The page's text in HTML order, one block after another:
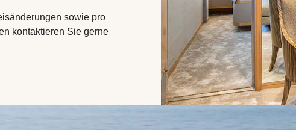
sowie pro
kontaktieren Sie gerne